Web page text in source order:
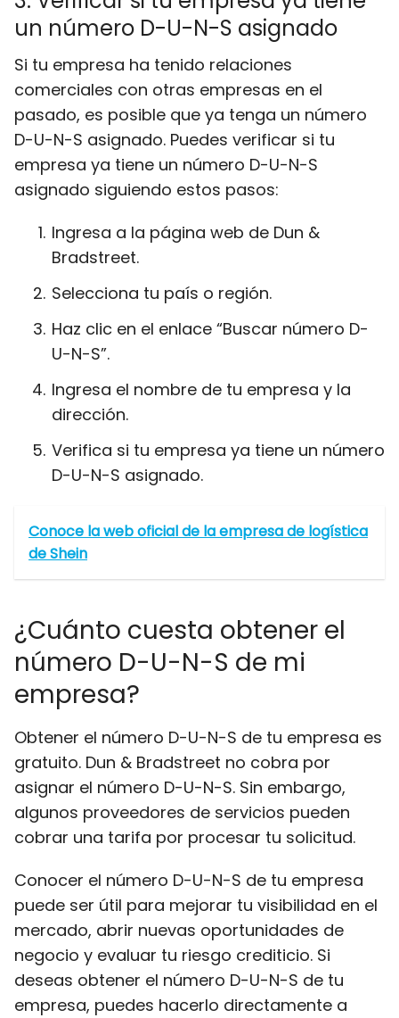
un número D-U-N-S asignado
Si tu empresa ha tenido relaciones
comerciales con otras empresas en el
pasado, es posible que ya tenga un número
D-U-N-S asignado. Puedes verificar si tu
empresa ya tiene un número D-U-N-S
asignado siguiendo estos pasos:
Ingresa a la página web de Dun &
Bradstreet.
Selecciona tu país o región.
Haz clic en el enlace “Buscar número D-
U-N-S”.
Ingresa el nombre de tu empresa y la
dirección.
Verifica si tu empresa ya tiene un número
D-U-N-S asignado.
Conoce la web oficial de la empresa de logística
de Shein
¿Cuánto cuesta obtener el
número D-U-N-S de mi
empresa?
Obtener el número D-U-N-S de tu empresa es
gratuito. Dun & Bradstreet no cobra por
asignar el número D-U-N-S. Sin embargo,
algunos proveedores de servicios pueden
cobrar una tarifa por procesar tu solicitud.
Conocer el número D-U-N-S de tu empresa
puede ser útil para mejorar tu visibilidad en el
mercado, abrir nuevas oportunidades de
negocio y evaluar tu riesgo crediticio. Si
deseas obtener el número D-U-N-S de tu
empresa, puedes hacerlo directamente a